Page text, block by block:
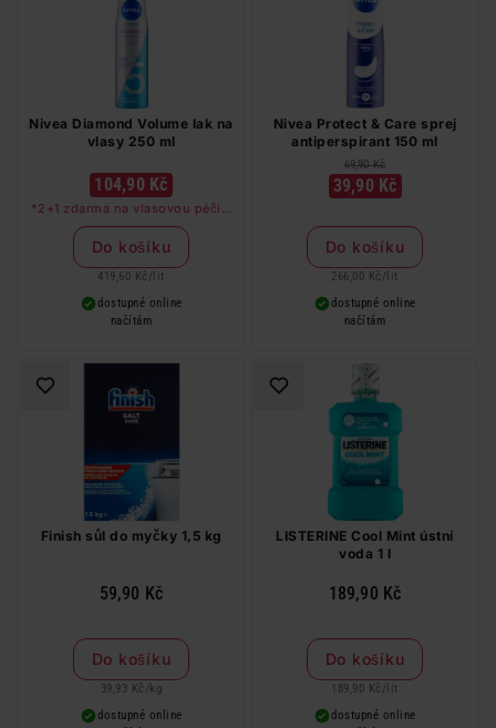
Nivea Diamond Volume lak na
vlasy 250 ml
104,90 Kč
*2+1 zdarma na vlasovou péči v
libovolné kombinaci, nejlevnější
produkt zdarma. Neplatí na
barvy na vlasy a cestovní balení.
Do košíku
419,60 Kč / lit
dostupné online
načítám
Nivea Protect & Care sprej
antiperspirant 150 ml
69,90 Kč
39,90 Kč
Do košíku
266,00 Kč / lit
dostupné online
načítám
Finish sůl do myčky 1,5 kg
59,90 Kč
Do košíku
39,93 Kč / kg
dostupné online
LISTERINE Cool Mint ústní
voda 1 l
189,90 Kč
Do košíku
189,90 Kč / lit
dostupné online